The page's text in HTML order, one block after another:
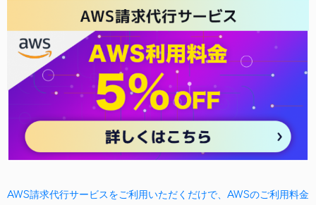
AWS請求代行サービスをご利用いただくだけで、AWSのご利用料金